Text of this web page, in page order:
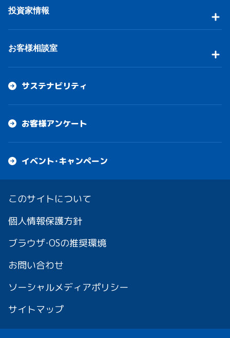
投資家情報
お客様相談室
サステナビリティ
お客様アンケート
イベント・キャンペーン
このサイトについて
個人情報保護方針
ブラウザ・OSの推奨環境
お問い合わせ
ソーシャルメディアポリシー
サイトマップ